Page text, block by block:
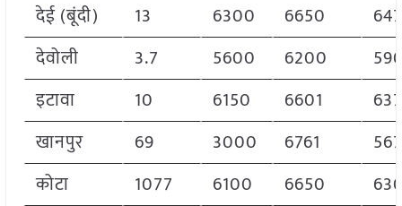
देई (बूंदी) 13 6300 6650
देवोली
3.7 5600 6200
इटावा
10 6150 6601
खानपुर
69 3000 6761
कोटा
1077 6100 6650